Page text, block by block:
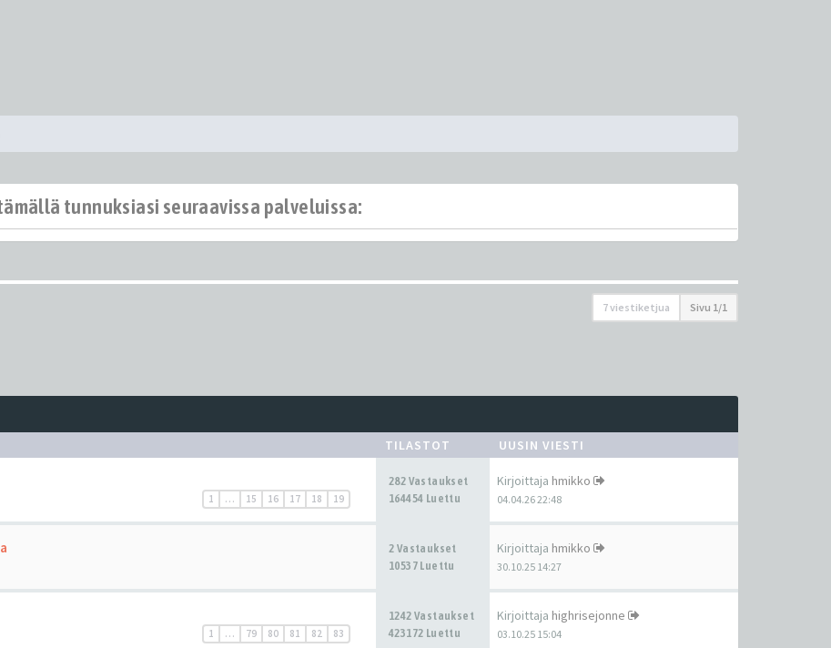
tunnuksiasi seuraavissa palveluissa:
7 viestiketjua Sivu 1 /1
TILASTOT UUSIN VIESTI
1 … 15 16 17 18 19
282 Vastaukset
164454 Luettu
Kirjoittaja hmikko
04.04.26 22:48
2 Vastaukset
10537 Luettu
Kirjoittaja hmikko
30.10.25 14:27
1 … 79 80 81 82 83
1242 Vastaukset
423172 Luettu
Kirjoittaja highrisejonne
03.10.25 15:04